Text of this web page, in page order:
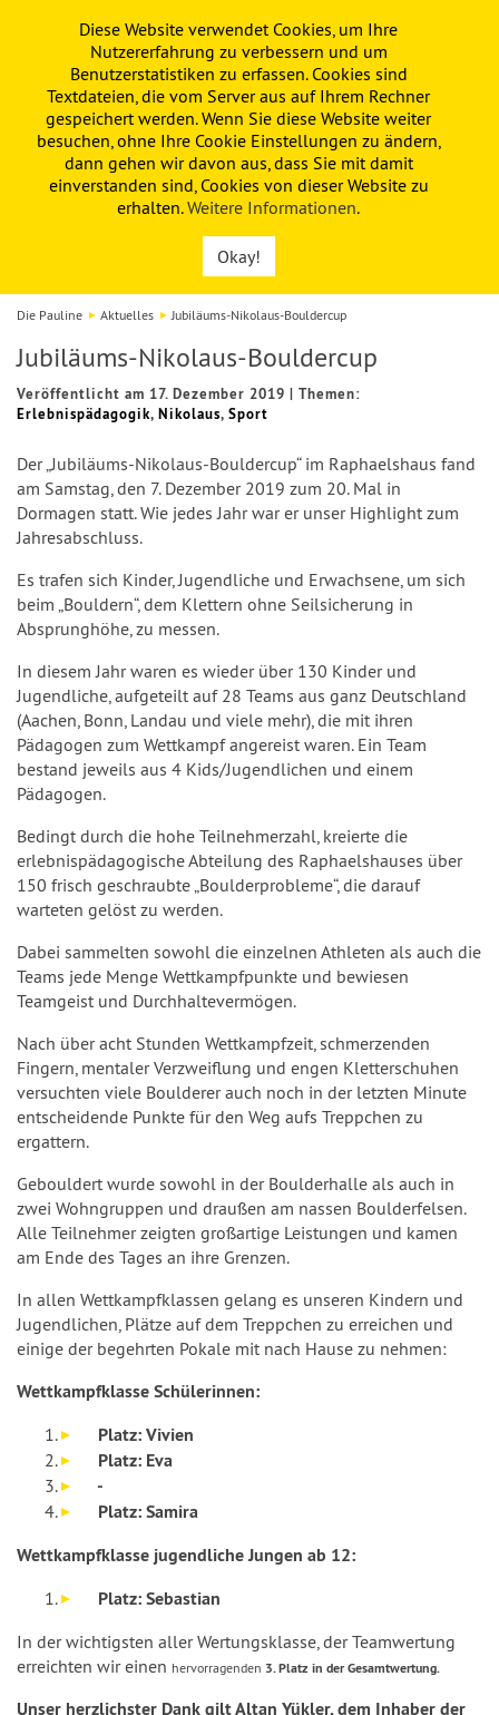
PAULINE KITA FÖRDERVEREIN
Die Pauline Aktuelles Jubiläums-Nikolaus-Bouldercup
Jubiläums-Nikolaus-Bouldercup
Veröffentlicht am 17. Dezember 2019 | Themen:
Erlebnispädagogik, Nikolaus, Sport
Der „Jubiläums-Nikolaus-Bouldercup“ im Raphaelshaus fand
am Samstag, den 7. Dezember 2019 zum 20. Mal in
Dormagen statt. Wie jedes Jahr war er unser Highlight zum
Jahresabschluss.
Es trafen sich Kinder, Jugendliche und Erwachsene, um sich
beim „Bouldern“, dem Klettern ohne Seilsicherung in
Absprunghöhe, zu messen.
In diesem Jahr waren es wieder über 130 Kinder und
Jugendliche, aufgeteilt auf 28 Teams aus ganz Deutschland
(Aachen, Bonn, Landau und viele mehr), die mit ihren
Pädagogen zum Wettkampf angereist waren. Ein Team
bestand jeweils aus 4 Kids/Jugendlichen und einem
Pädagogen.
Bedingt durch die hohe Teilnehmerzahl, kreierte die
erlebnispädagogische Abteilung des Raphaelshauses über
150 frisch geschraubte „Boulderprobleme“, die darauf
warteten gelöst zu werden.
Dabei sammelten sowohl die einzelnen Athleten als auch die
Teams jede Menge Wettkampfpunkte und bewiesen
Teamgeist und Durchhaltevermögen.
Nach über acht Stunden Wettkampfzeit, schmerzenden
Fingern, mentaler Verzweiflung und engen Kletterschuhen
versuchten viele Boulderer auch noch in der letzten Minute
entscheidende Punkte für den Weg aufs Treppchen zu
ergattern.
Gebouldert wurde sowohl in der Boulderhalle als auch in
zwei Wohngruppen und draußen am nassen Boulderfelsen.
Alle Teilnehmer zeigten großartige Leistungen und kamen
am Ende des Tages an ihre Grenzen.
In allen Wettkampfklassen gelang es unseren Kindern und
Jugendlichen, Plätze auf dem Treppchen zu erreichen und
einige der begehrten Pokale mit nach Hause zu nehmen:
Wettkampfklasse Schülerinnen:
Platz: Vivien
Platz: Eva
-
Platz: Samira
Wettkampfklasse jugendliche Jungen ab 12:
Platz: Sebastian
In der wichtigsten aller Wertungsklasse, der Teamwertung
erreichten wir einen hervorragenden 3. Platz in der Gesamtwertung.
Unser herzlichster Dank gilt Altan Yükler, dem Inhaber der
Diese Website verwendet Cookies, um Ihre
Nutzererfahrung zu verbessern und um
Benutzerstatistiken zu erfassen. Cookies sind
Textdateien, die vom Server aus auf Ihrem Rechner
gespeichert werden. Wenn Sie diese Website weiter
besuchen, ohne Ihre Cookie Einstellungen zu ändern,
dann gehen wir davon aus, dass Sie mit damit
einverstanden sind, Cookies von dieser Website zu
erhalten.Weitere Informationen.
Okay!